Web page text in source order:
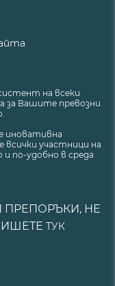
на всеки
за Вашите превозни
иновативна
участници на
и по-удобно в среда
НЕ
ТУК